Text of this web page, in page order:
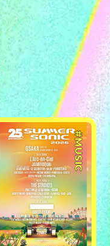
#MUSIC